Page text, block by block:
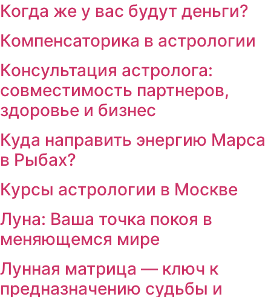
Когда же у вас будут деньги?
Компенсаторика в астрологии
Консультация астролога:
совместимость партнеров,
здоровье и бизнес
Куда направить энергию Марса
в Рыбах?
Курсы астрологии в Москве
Луна: Ваша точка покоя в
меняющемся мире
Лунная матрица — ключ к
предназначению судьбы и